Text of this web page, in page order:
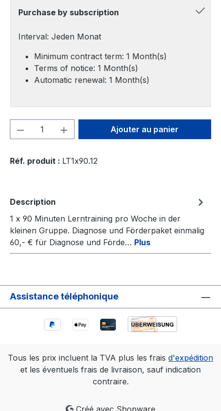
Purchase by subscription
Interval: Jeden Monat
Minimum contract term: 1 Month(s)
Terms of notice: 1 Month(s)
Automatic renewal: 1 Month(s)
Quantité de produit : Entrez la
Ajouter au panier
Réf. produit : LT1x90.12
Description
1 x 90 Minuten Lerntraining pro Woche in der
kleinen Gruppe. Diagnose und Förderpaket einmalig
60,- € für Diagnose und Förde… Plus
Assistance téléphonique
Tous les prix incluent la TVA plus les frais d'expédition
et les éventuels frais de livraison, sauf indication
contraire.